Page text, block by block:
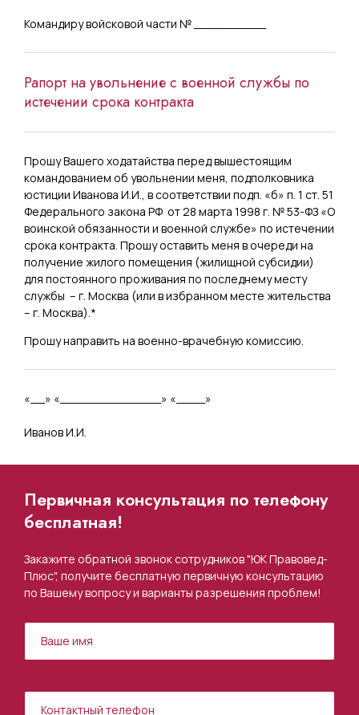
Командиру войсковой части № __________
Рапорт на увольнение с военной службы по
истечении срока контракта
Прошу Вашего ходатайства перед вышестоящим
командованием об увольнении меня, подполковника
юстиции Иванова И.И., в соответствии подп. «б» п. 1 ст. 51
Федерального закона РФ от 28 марта 1998 г. № 53-ФЗ «О
воинской обязанности и военной службе» по истечении
срока контракта. Прошу оставить меня в очереди на
получение жилого помещения (жилищной субсидии)
для постоянного проживания по последнему месту
службы – г. Москва (или в избранном месте жительства
– г. Москва).*
Прошу направить на военно-врачебную комиссию.
«__» «______________» «____»
Иванов И.И.
Первичная консультация по телефону
бесплатная!
Закажите обратной звонок сотрудников "ЮК Правовед-
Плюс", получите бесплатную первичную консультацию
по Вашему вопросу и варианты разрешения проблем!